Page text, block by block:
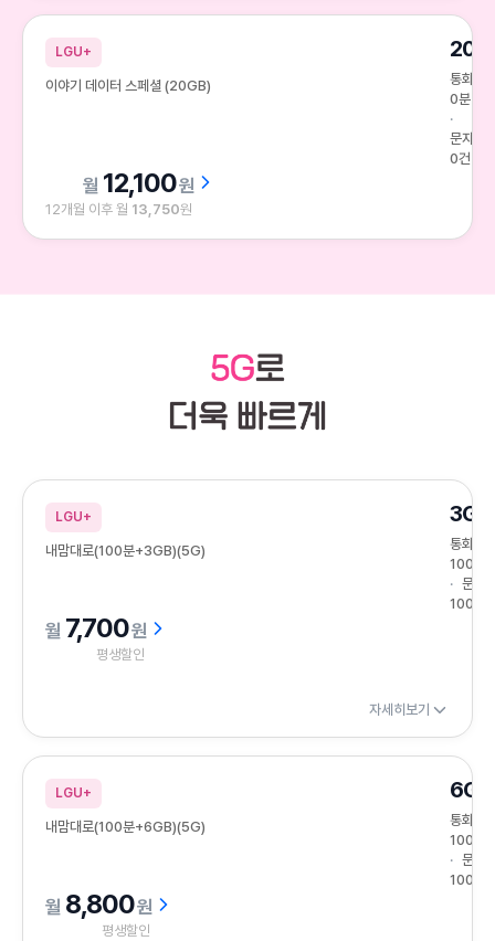
LGU+
이야기 데이터 스페셜 (20GB)
통화
0분
문자
0건
12,100원
12개월 이후 월 13,750원
LGU+
내맘대로(100분+3GB)(5G)
3GB
통화
100분
문자
100건
7,700원
평생할인
자세히보기
LGU+
내맘대로(100분+6GB)(5G)
6GB
통화
100분
문자
100건
8,800원
평생할인